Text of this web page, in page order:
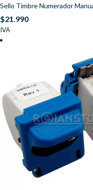
Sello Timbre Numerador
$21.990
IVA